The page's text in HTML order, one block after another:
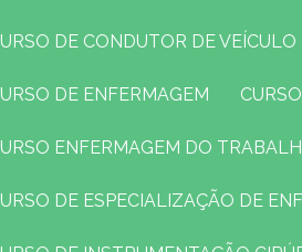
CURSO DE CONDUTOR DE
CURSO DE ENFERMAGEM
CURSO ENFERMAGEM DO
CURSO DE ESPECIALIZAÇÃO DE